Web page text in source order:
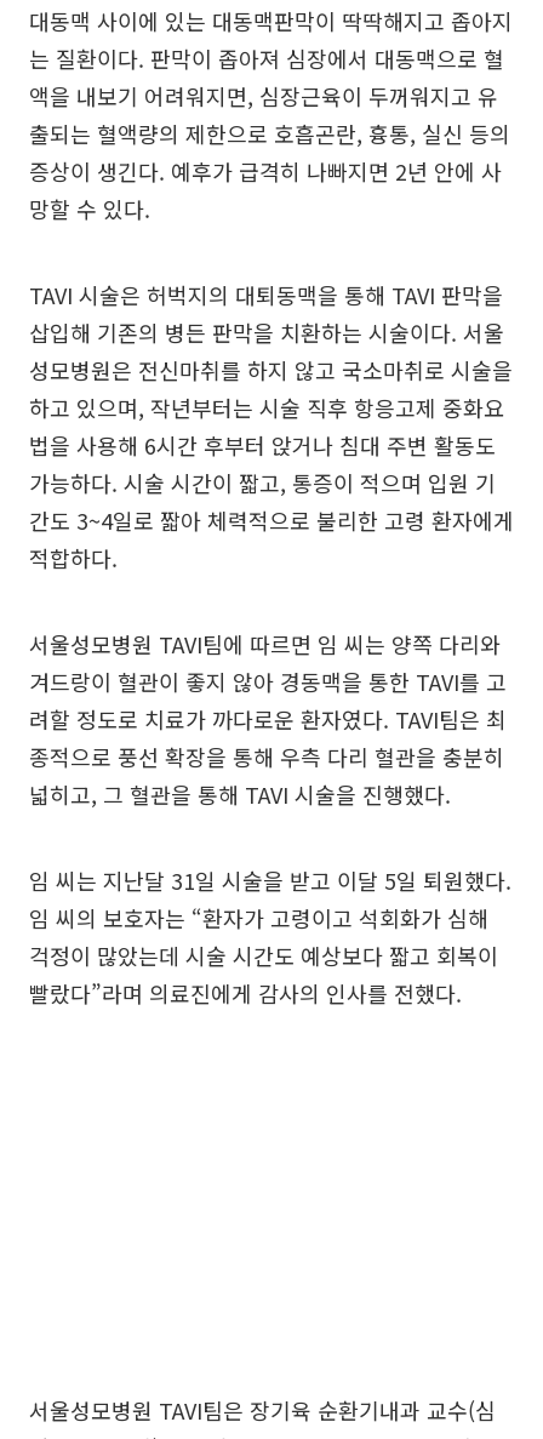
대동맥 사이에 있는 대동맥판막이 딱딱해지고 좁아지
는 질환이다. 판막이 좁아져 심장에서 대동맥으로 혈
액을 내보기 어려워지면, 심장근육이 두꺼워지고 유
출되는 혈액량의 제한으로 호흡곤란, 흉통, 실신 등의
증상이 생긴다. 예후가 급격히 나빠지면 2년 안에 사
망할 수 있다.
TAVI 시술은 허벅지의 대퇴동맥을 통해 TAVI 판막을
삽입해 기존의 병든 판막을 치환하는 시술이다. 서울
성모병원은 전신마취를 하지 않고 국소마취로 시술을
하고 있으며, 작년부터는 시술 직후 항응고제 중화요
법을 사용해 6시간 후부터 앉거나 침대 주변 활동도
가능하다. 시술 시간이 짧고, 통증이 적으며 입원 기
간도 3~4일로 짧아 체력적으로 불리한 고령 환자에게
적합하다.
서울성모병원 TAVI팀에 따르면 임 씨는 양쪽 다리와
겨드랑이 혈관이 좋지 않아 경동맥을 통한 TAVI를 고
려할 정도로 치료가 까다로운 환자였다. TAVI팀은 최
종적으로 풍선 확장을 통해 우측 다리 혈관을 충분히
넓히고, 그 혈관을 통해 TAVI 시술을 진행했다.
임 씨는 지난달 31일 시술을 받고 이달 5일 퇴원했다.
임 씨의 보호자는 “환자가 고령이고 석회화가 심해
걱정이 많았는데 시술 시간도 예상보다 짧고 회복이
빨랐다”라며 의료진에게 감사의 인사를 전했다.
서울성모병원 TAVI팀은 장기육 순환기내과 교수(심